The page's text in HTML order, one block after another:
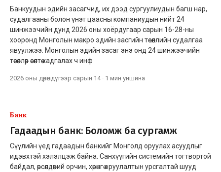
Банкуудын эдийн засагчид, их дээд сургуулиудын багш нар,
судалгааны болон үнэт цаасны компаниудын нийт 24
шинжээчийн дунд 2026 оны хоёрдугаар сарын 16-28-ны
хооронд Монголын макро эдийн засгийн төсөөллийн судалгаа
явуулжээ. Монголын эдийн засаг энэ онд 24 шинжээчийн
төсөөллөөр өсөлтөө хадгалах ч инф
2026 оны дөрөвдүгээр сарын 14· 1 мин уншина
Банк
Гадаадын банк: Боломж ба сургамж
Сүүлийн үед гадаадын банкийг Монголд оруулах асуудлыг
идэвхтэй хэлэлцэж байна. Санхүүгийн системийн тогтвортой
байдал, өрсөлдөөний орчин, хөрөнгө оруулалтын урсгалтай шууд